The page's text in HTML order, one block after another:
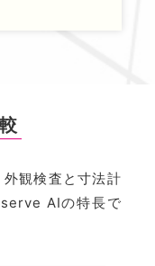
観検査と寸法計
AIの特長で